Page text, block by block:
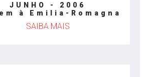
JUNHO - 2006
à Emilia-Romagna
SAIBA MAIS